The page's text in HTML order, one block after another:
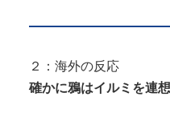
２：海外の反応
確かに鴉はイルミを連想